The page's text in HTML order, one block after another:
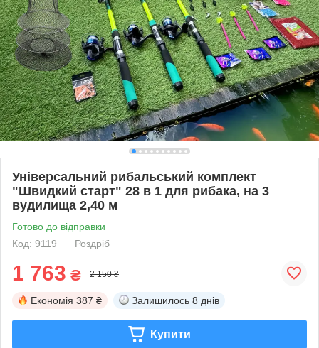
Універсальний рибальський комплект
"Швидкий старт" 28 в 1 для рибака, на 3
вудилища 2,40 м
Готово до відправки
Код: 9119
Роздріб
1 763 ₴ 2 150 ₴
Економія 387 ₴ Залишилось 8 днів
Купити